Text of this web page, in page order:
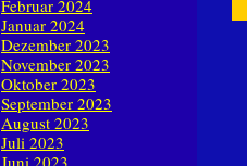
Februar 2024
Januar 2024
Dezember 2023
November 2023
Oktober 2023
September 2023
August 2023
Juli 2023
Juni 2023